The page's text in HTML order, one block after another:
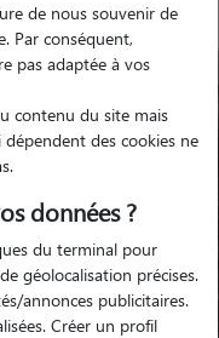
de nous souvenir de
Par conséquent,
pas adaptée à vos
contenu du site mais
des cookies ne
données ?
du terminal pour
géolocalisation précises.
annonces publicitaires.
Créer un profil